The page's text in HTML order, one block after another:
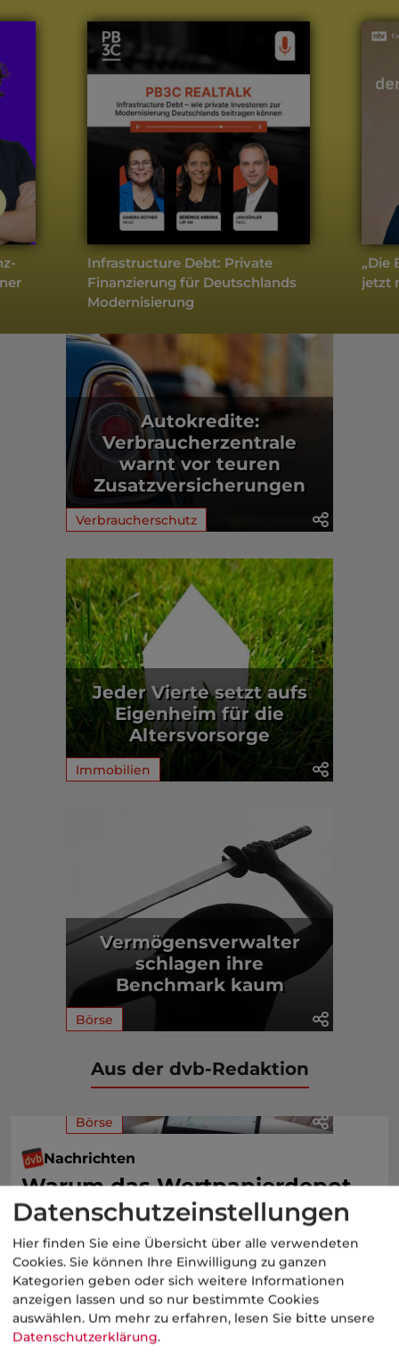
Infrastructure Debt: Private
Finanzierung für Deutschlands
Modernisierung
„Die
jetzt
weitere Podcasts
Finanzen- Aktuell
Autokredite:
Verbraucherzentrale
warnt vor teuren
Zusatzversicherungen
Verbraucherschutz
Jeder Vierte setzt aufs
Eigenheim für die
Altersvorsorge
Immobilien
Vermögensverwalter
schlagen ihre
Benchmark kaum
Börse
Aus der dvb-Redaktion
Börse
Nachrichten
Warum das Wertpapierdepot
zum neuen Machtinstrument
der Banken wird
ETF-Boom, Preiskampf, neues "Discount
Plus"-Segment: Wie Banken jetzt um die
Kunden von morgen ringen. Warum das
Depot zum Machtinstrument wird.
Datenschutzeinstellungen
Hier finden Sie eine Übersicht über alle verwendeten
Cookies. Sie können Ihre Einwilligung zu ganzen
Kategorien geben oder sich weitere Informationen
anzeigen lassen und so nur bestimmte Cookies
auswählen. Um mehr zu erfahren, lesen Sie bitte unsere
Datenschutzerklärung.